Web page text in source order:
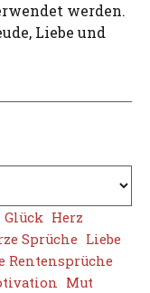
werden.
Liebe und
Glück Herz
Sprüche Liebe
Rentensprüche
Mut